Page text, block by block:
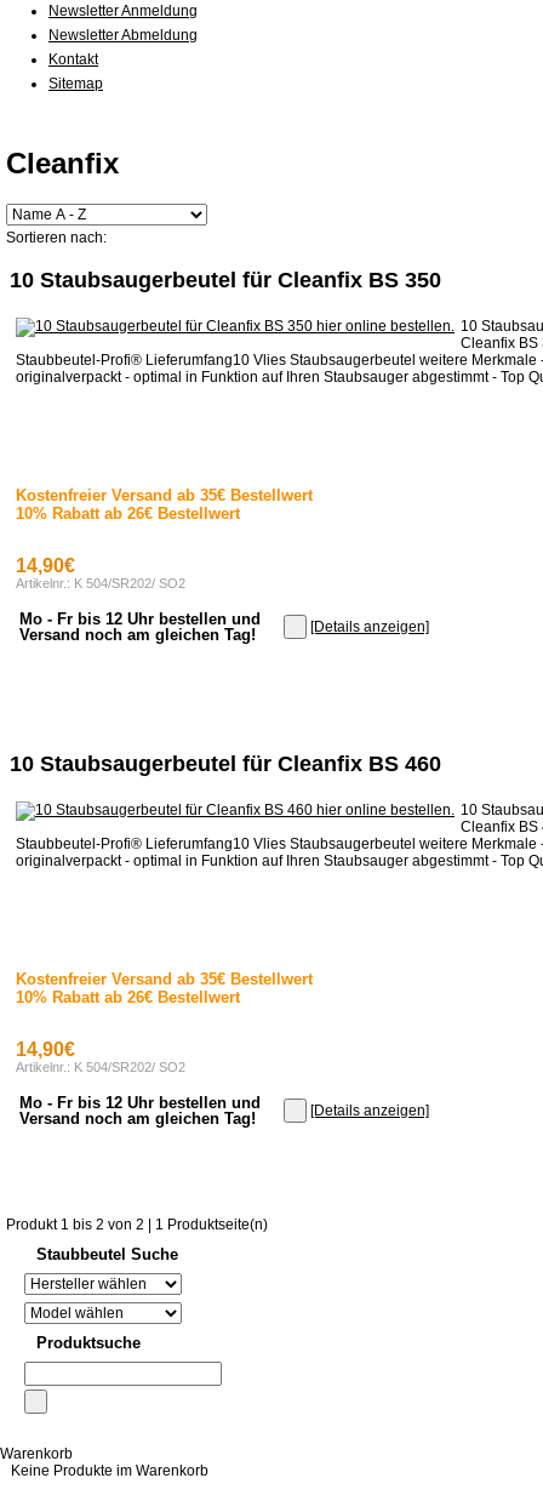
Newsletter Anmeldung
Newsletter Abmeldung
Kontakt
Sitemap
Cleanfix
Sortieren nach:
10 Staubsaugerbeutel für Cleanfix BS 350
10
Cleanfix BS
Staubbeutel-Profi® Lieferumfang10 Vlies Staubsaugerbeutel weitere Merkmale
originalverpackt - optimal in Funktion auf Ihren Staubsauger abgestimmt - Top
Kostenfreier Versand ab 35€ Bestellwert
10% Rabatt ab 26€ Bestellwert
14,90€
Artikelnr.: K 504/SR202/ SO2
Mo - Fr bis 12 Uhr bestellen und
Versand noch am gleichen Tag!
[Details anzeigen]
10 Staubsaugerbeutel für Cleanfix BS 460
10
Cleanfix BS
Staubbeutel-Profi® Lieferumfang10 Vlies Staubsaugerbeutel weitere Merkmale
originalverpackt - optimal in Funktion auf Ihren Staubsauger abgestimmt - Top
Kostenfreier Versand ab 35€ Bestellwert
10% Rabatt ab 26€ Bestellwert
14,90€
Artikelnr.: K 504/SR202/ SO2
Mo - Fr bis 12 Uhr bestellen und
Versand noch am gleichen Tag!
[Details anzeigen]
Produkt 1 bis 2 von 2 | 1 Produktseite(n)
Staubbeutel Suche
Produktsuche
Warenkorb
Keine Produkte im Warenkorb